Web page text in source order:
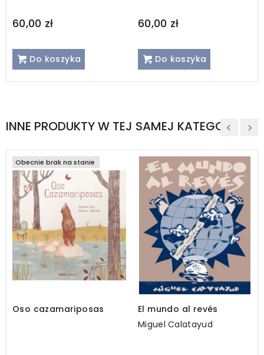
60,00 zł
Do koszyka
60,00 zł
Do koszyka
INNE PRODUKTY W TEJ SAMEJ KATEGORII
Obecnie brak na stanie
Oso cazamariposas
El mundo al revés
Miguel Calatayud